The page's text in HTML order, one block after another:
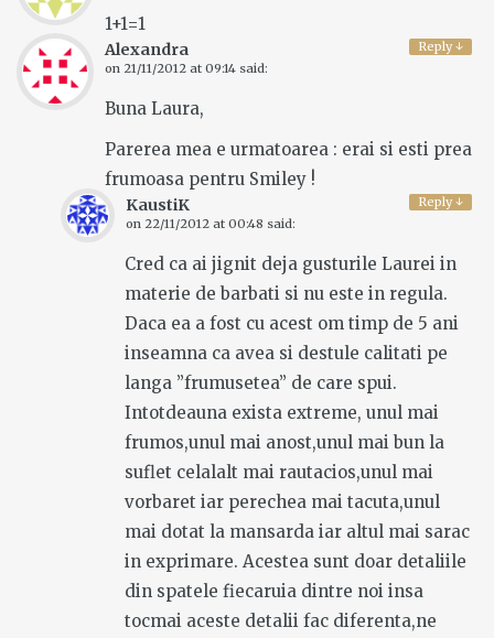
1+1=1
Reply↓
Alexandra
on 21/11/2012 at 09:14 said:
Buna Laura,
Parerea mea e urmatoarea : erai si esti prea
frumoasa pentru Smiley !
Reply↓
KaustiK
on 22/11/2012 at 00:48 said:
Cred ca ai jignit deja gusturile Laurei in
materie de barbati si nu este in regula.
Daca ea a fost cu acest om timp de 5 ani
inseamna ca avea si destule calitati pe
langa ”frumusetea” de care spui.
Intotdeauna exista extreme, unul mai
frumos,unul mai anost,unul mai bun la
suflet celalalt mai rautacios,unul mai
vorbaret iar perechea mai tacuta,unul
mai dotat la mansarda iar altul mai sarac
in exprimare. Acestea sunt doar detaliile
din spatele fiecaruia dintre noi insa
tocmai aceste detalii fac diferenta,ne